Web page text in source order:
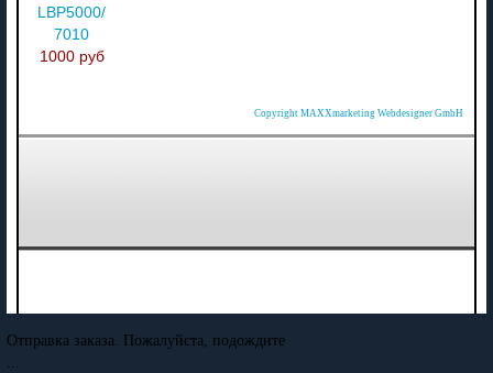
LBP5000/
7010
1000 руб
Copyright MAXXmarketing Webdesigner GmbH
Отправка заказа. Пожалуйста, подождите
...